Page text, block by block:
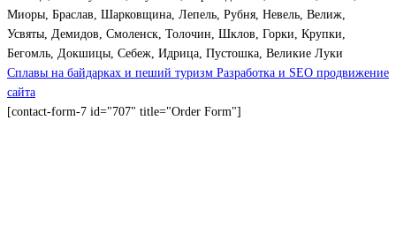
Миоры, Браслав, Шарковщина, Лепель, Рубня, Невель, Велиж,
Усвяты, Демидов, Смоленск, Толочин, Шклов, Горки, Крупки,
Бегомль, Докшицы, Себеж, Идрица, Пустошка, Великие Луки
Сплавы на байдарках и пеший туризм Разработка и SEO продвижение
сайта
[contact-form-7 id="707" title="Order Form"]